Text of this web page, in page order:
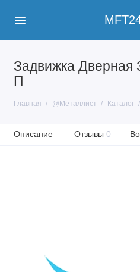
Задвижка Дверная
П
Главная @Металлист Каталог
Описание Отзывы 0